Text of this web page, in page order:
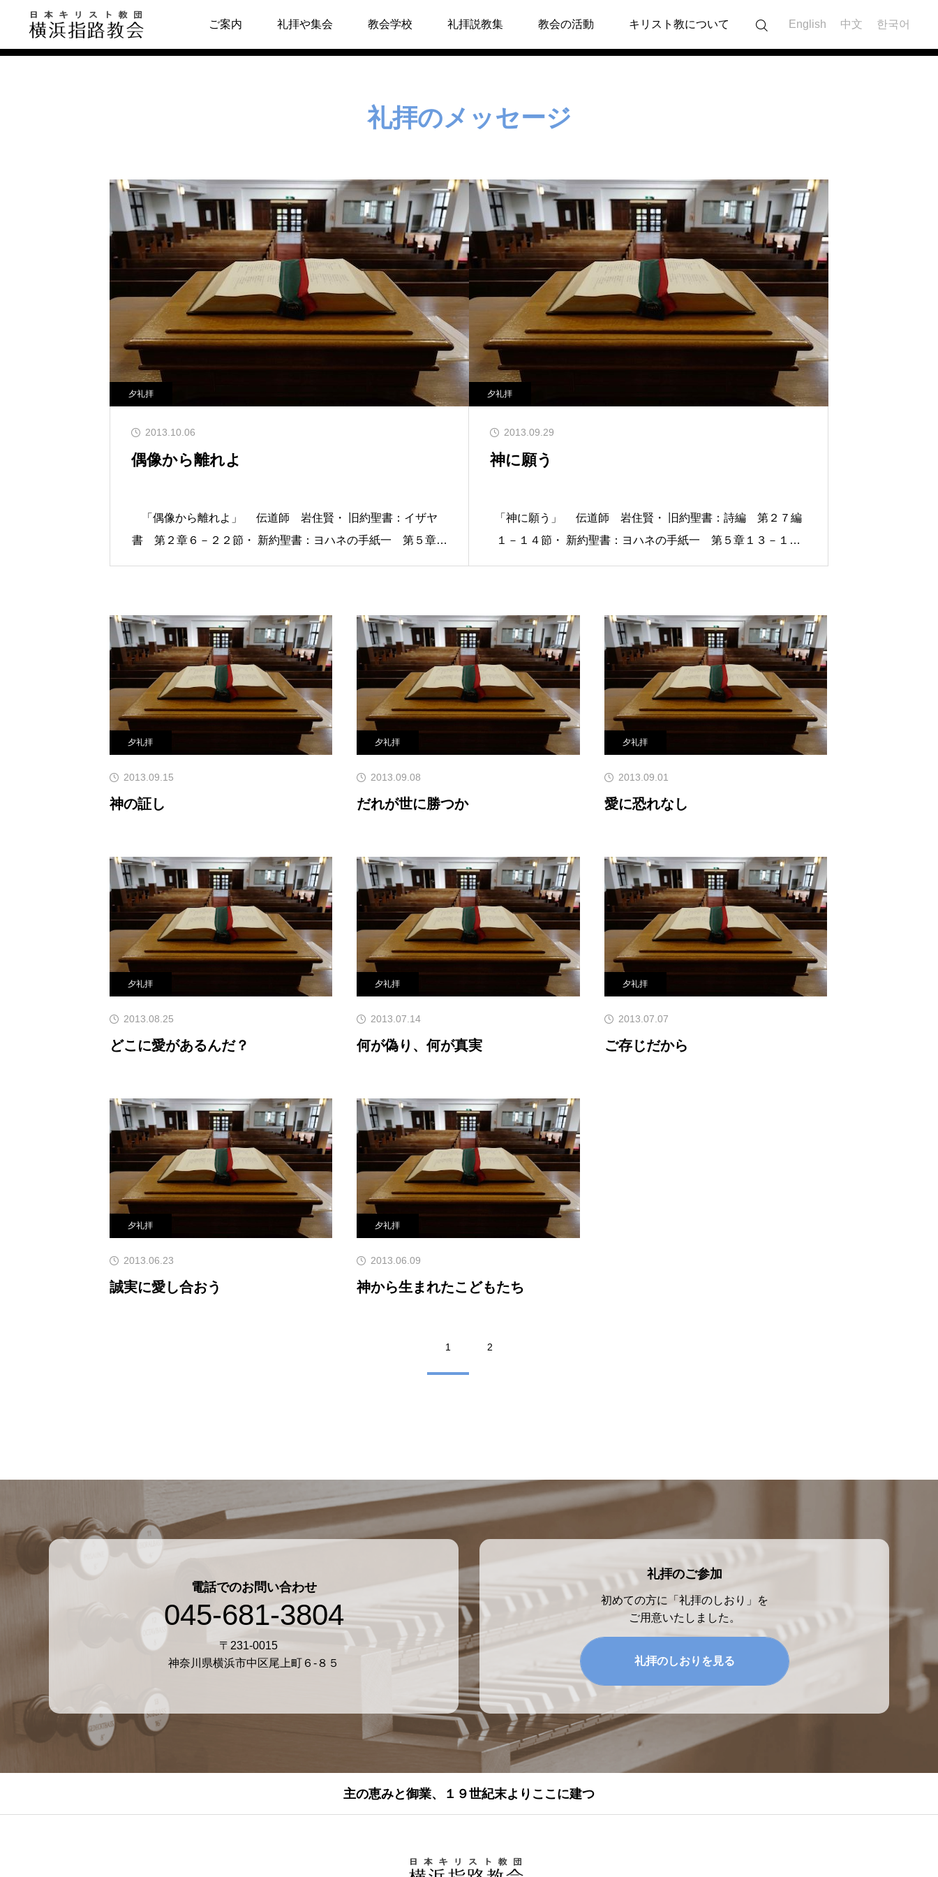
ご案内 礼拝や集会 教会学校 礼拝説教集 教会の活動 キリスト教について English 中文 한국어
写真で見る指路教会
聖書とヘボン
礼拝のしおり
教会の本棚
聖書が教える幸せ
キリスト教Q&A
メッセージ MESSAGE
礼拝のメッセージ
夕礼拝
2013.10.06
偶像から離れよ
「偶像から離れよ」 伝道師 岩住賢・ 旧約聖書：イザヤ
書 第２章６－２２節・ 新約聖書：ヨハネの手紙一 第５章１
像は誰が作ったのか。それはわたしたち自身です。苦しみ、恐
れ、破れ、それらに直面したとき、わたしたち
夕礼拝
2013.09.29
神に願う
「神に願う」 伝道師 岩住賢・ 旧約聖書：詩編 第２７編
１－１４節・ 新約聖書：ヨハネの手紙一 第５章１３－１７
の確信です」。そして15節で「わたしたちは、願い事は何でも
聞き入れてくださるということが分かるな
夕礼拝
2013.09.15
神の証し
夕礼拝
2013.09.08
だれが世に勝つか
夕礼拝
2013.09.01
愛に恐れなし
夕礼拝
2013.08.25
どこに愛があるんだ？
夕礼拝
2013.07.14
何が偽り、何が真実
夕礼拝
2013.07.07
ご存じだから
夕礼拝
2013.06.23
誠実に愛し合おう
夕礼拝
2013.06.09
神から生まれたこどもたち
1 2
電話でのお問い合わせ
045-681-3804
〒231-0015
神奈川県横浜市中区尾上町６-８５
礼拝のご参加
初めての方に「礼拝のしおり」を
ご用意いたしました。
礼拝のしおりを見る
主の恵みと御業、１９世紀末よりここに建つ